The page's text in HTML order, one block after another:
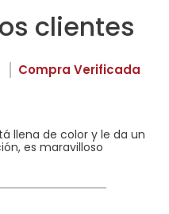
clientes
Compra Verificada
llena de color y le da un
es maravilloso